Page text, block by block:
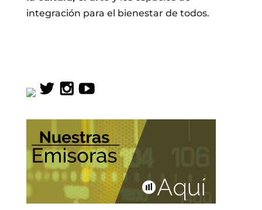
integración para el bienestar de todos.